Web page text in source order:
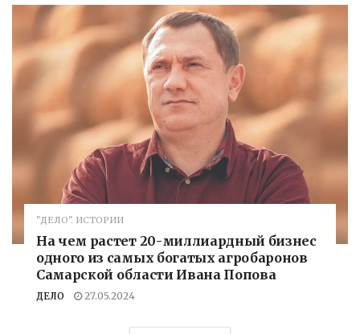
"ДЕЛО". ИСТОРИИ
На чем растет 20-миллиардный бизнес
одного из самых богатых агробаронов
Самарской области Ивана Попова
ДЕЛО 27.05.2024